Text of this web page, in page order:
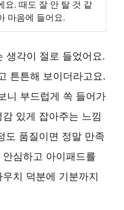
요. 때도 잘 안 탈 것 같
마음에 들어요.
생각이 절로 들었어요.
튼튼해 보이더라고요.
니 부드럽게 쏙 들어가
있게 잡아주는 느낌
도 품질이면 정말 만족
심하고 아이패드를
치 덕분에 기분까지